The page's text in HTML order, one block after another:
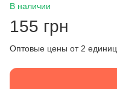
В наличии
155 грн
Оптовые цены от 2 единиц